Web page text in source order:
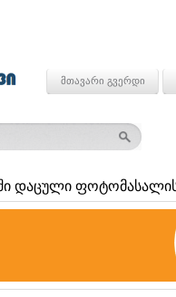
მთავარი გვერდი
დაცული